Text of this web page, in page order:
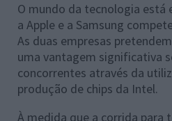
O mundo da tecnologia está
a Apple e a Samsung
As duas empresas
uma vantagem significativa
concorrentes através da
produção de chips da Intel.
À medida que a corrida para